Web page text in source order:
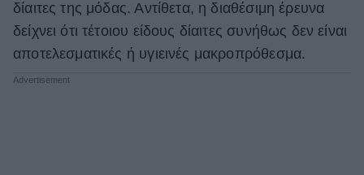
δίαιτες της μόδας. Αντίθετα, η διαθέσιμη έρευνα
δείχνει ότι τέτοιου είδους δίαιτες συνήθως δεν είναι
αποτελεσματικές ή υγιεινές μακροπρόθεσμα.